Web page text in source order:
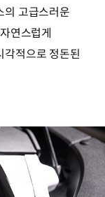
의 고급스러운
연스럽게
각적으로 정돈된